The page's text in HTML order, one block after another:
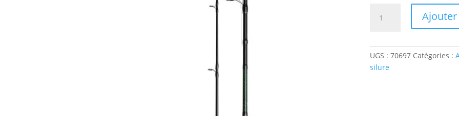
Silure
BLACK
PELLET
UGS : 70697 Catégories :
silure